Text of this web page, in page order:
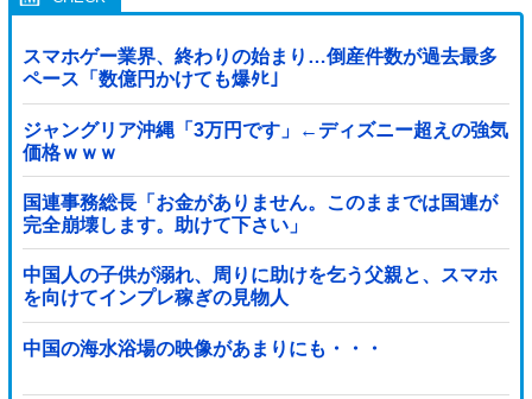
スマホゲー業界、終わりの始まり…倒産件数が過去最多
ペース「数億円かけても爆ﾀﾋ」
ジャングリア沖縄「3万円です」←ディズニー超えの強気
価格ｗｗｗ
国連事務総長「お金がありません。このままでは国連が
完全崩壊します。助けて下さい」
中国人の子供が溺れ、周りに助けを乞う父親と、スマホ
を向けてインプレ稼ぎの見物人
中国の海水浴場の映像があまりにも・・・